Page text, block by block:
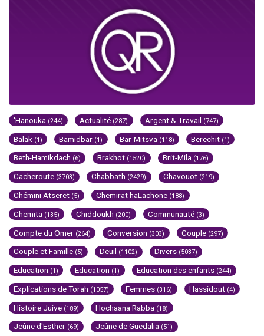
'Hanouka (244) Actualité (287) Argent & Travail (747)
Balak (1) Bamidbar (1) Bar-Mitsva (118) Berechit (1)
Beth-Hamikdach (6) Brakhot (1520) Brit-Mila (176)
Cacheroute (3703) Chabbath (2429) Chavouot (219)
Chémini Atseret (5) Chemirat haLachone (188)
Chemita (135) Chiddoukh (200) Communauté (3)
Compte du Omer (264) Conversion (303) Couple (297)
Couple et Famille (5) Deuil (1102) Divers (5037)
Education (1) Education (1) Education des enfants (244)
Explications de Torah (1057) Femmes (316) Hassidout (4)
Histoire Juive (189) Hochaana Rabba (18)
Jeûne d'Esther (69) Jeûne de Guedalia (51)